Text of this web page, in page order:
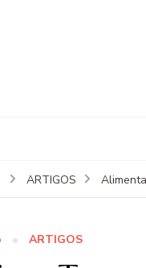
ARTIGOS
ARTIGOS